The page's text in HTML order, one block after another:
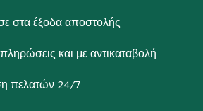
στα έξοδα αποστολής
και με αντικαταβολή
πελατών 24/7